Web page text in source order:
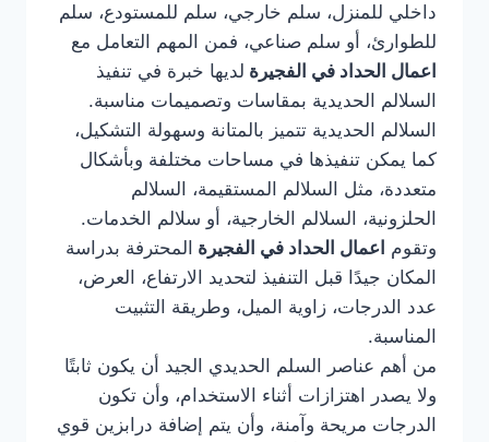
داخلي للمنزل، سلم خارجي، سلم للمستودع، سلم
للطوارئ، أو سلم صناعي، فمن المهم التعامل مع
اعمال الحداد في الفجيرة لديها خبرة في تنفيذ
السلالم الحديدية بمقاسات وتصميمات مناسبة.
السلالم الحديدية تتميز بالمتانة وسهولة التشكيل،
كما يمكن تنفيذها في مساحات مختلفة وبأشكال
متعددة، مثل السلالم المستقيمة، السلالم
الحلزونية، السلالم الخارجية، أو سلالم الخدمات.
وتقوم اعمال الحداد في الفجيرة المحترفة بدراسة
المكان جيدًا قبل التنفيذ لتحديد الارتفاع، العرض،
عدد الدرجات، زاوية الميل، وطريقة التثبيت
المناسبة.
من أهم عناصر السلم الحديدي الجيد أن يكون ثابتًا
ولا يصدر اهتزازات أثناء الاستخدام، وأن تكون
الدرجات مريحة وآمنة، وأن يتم إضافة درابزين قوي